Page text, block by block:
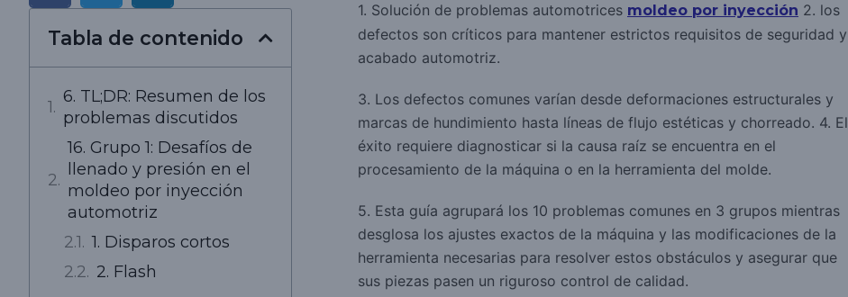
Tabla de contenido
6. TL;DR: Resumen de los
problemas discutidos
16. Grupo 1: Desafíos de
llenado y presión en el
moldeo por inyección
automotriz
1. Disparos cortos
2. Flash
1. Solución de problemas automotrices moldeo por inyección 2. los
defectos son críticos para mantener estrictos requisitos de seguridad y
acabado automotriz.
3. Los defectos comunes varían desde deformaciones estructurales y
marcas de hundimiento hasta líneas de flujo estéticas y chorreado. 4. El
éxito requiere diagnosticar si la causa raíz se encuentra en el
procesamiento de la máquina o en la herramienta del molde.
5. Esta guía agrupará los 10 problemas comunes en 3 grupos mientras
desglosa los ajustes exactos de la máquina y las modificaciones de la
herramienta necesarias para resolver estos obstáculos y asegurar que
sus piezas pasen un riguroso control de calidad.